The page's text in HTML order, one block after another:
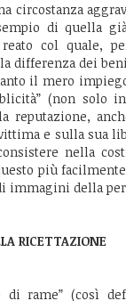
circostanza
di quella
col quale,
differenza dei
il mero
(non solo
reputazione,
e sulla sua
nella
più
immagini della
RICETTAZIONE
di rame” (così